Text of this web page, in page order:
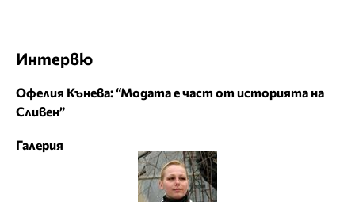
Интервю
Офелия Кънева: “Модата е част от историята на
Сливен”
Галерия